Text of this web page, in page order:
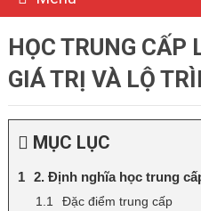
HỌC TRUNG CẤP
GIÁ TRỊ VÀ LỘ
MỤC LỤC
2. Định nghĩa học trung
Đặc điểm trung cấp